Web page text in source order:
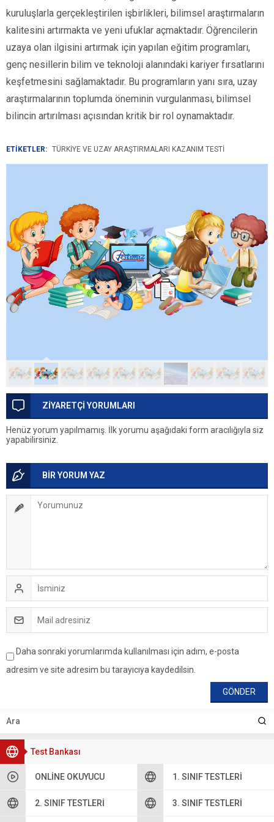
Test Bankası
ONLINE OKUYUCU 1. SINIF TESTLERI
2. SINIF TESTLERI 3. SINIF TESTLERI
kuruluşlarla gerçekleştirilen işbirlikleri, bilimsel araştırmaların
kalitesini artırmakta ve yeni ufuklar açmaktadır. Öğrencilerin
uzaya olan ilgisini artırmak için yapılan eğitim programları,
genç nesillerin bilim ve teknoloji alanındaki kariyer fırsatlarını
keşfetmesini sağlamaktadır. Bu programların yanı sıra, uzay
araştırmalarının toplumda öneminin vurgulanması, bilimsel
bilincin artırılması açısından kritik bir rol oynamaktadır.
ETİKETLER: TÜRKIYE VE UZAY ARAŞTIRMALARI KAZANIM TESTI
ZİYARETÇİ YORUMLARI
Henüz yorum yapılmamış. İlk yorumu aşağıdaki form aracılığıyla siz
yapabilirsiniz.
BİR YORUM YAZ
Daha sonraki yorumlarımda kullanılması için adım, e-posta
adresim ve site adresim bu tarayıcıya kaydedilsin.